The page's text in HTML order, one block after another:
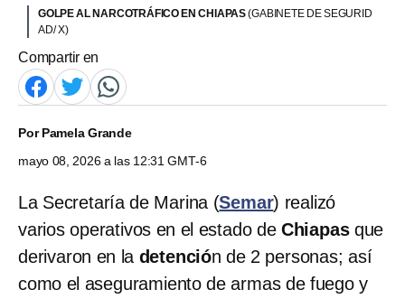
GOLPE AL NARCOTRÁFICO EN CHIAPAS(GABINETE DE SEGURID
AD/ X)
Compartir en
PorPamela Grande
mayo 08, 2026 a las 12:31 GMT-6
La Secretaría de Marina (Semar) realizó
varios operativos en el estado de Chiapasque
derivaron en la detención de 2 personas; así
como el aseguramiento de armas de fuego y